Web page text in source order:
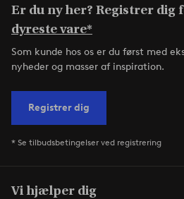
Er du ny her? Registrer dig
dyreste vare*
Som kunde hos os er du først med
nyheder og masser af inspiration.
Registrer dig
* Se tilbudsbetingelser ved registrering
Vi hjælper dig